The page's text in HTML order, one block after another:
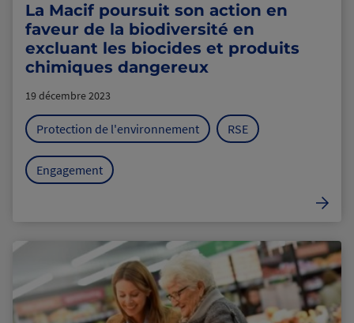
La Macif poursuit son action en
faveur de la biodiversité en
excluant les biocides et produits
chimiques dangereux
19 décembre 2023
Protection de l'environnement RSE
Engagement